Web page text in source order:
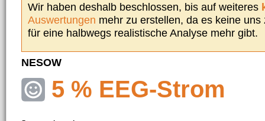
Wir haben deshalb beschlossen, bis auf weiteres
Auswertungen mehr zu erstellen, da es keine
für eine halbwegs realistische Analyse mehr gibt.
NESOW
5 % EEG-Strom